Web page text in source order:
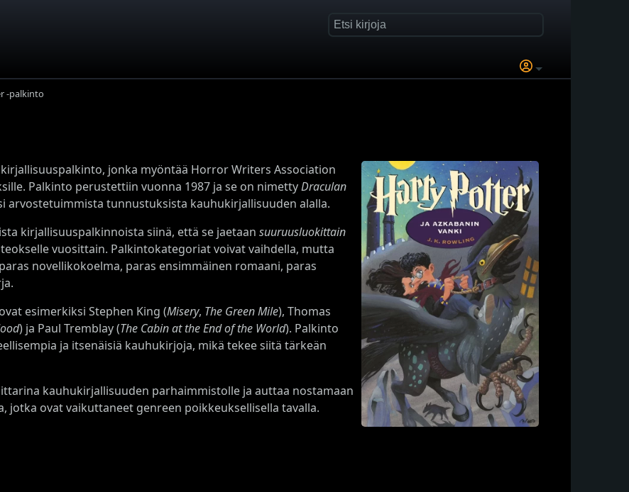
-palkinto
jonka myöntää Horror Writers Association
Palkinto perustettiin vuonna 1987 ja se on nimettyDraculan
arvostetuimmista tunnustuksista kauhukirjallisuuden alalla.
kirjallisuuspalkinnoista siinä, että se jaetaan suuruusluokittain
vuosittain. Palkintokategoriat voivat vaihdella, mutta
novellikokoelma, paras ensimmäinen romaani, paras
esimerkiksi Stephen King (Misery, The Green Mile), Thomas
) ja Paul Tremblay (The Cabin at the End of the World). Palkinto
ja itsenäisiä kauhukirjoja, mikä tekee siitä tärkeän
kauhukirjallisuuden parhaimmistolle ja auttaa nostamaan
ovat vaikuttaneet genreen poikkeuksellisella tavalla.